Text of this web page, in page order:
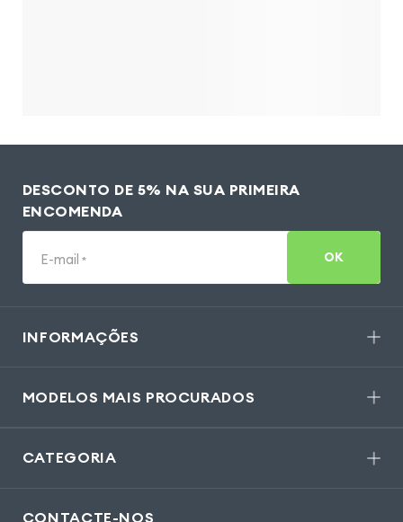
DESCONTO DE 5% NA SUA PRIMEIRA
ENCOMENDA
E-mail * OK
INFORMAÇÕES
MODELOS MAIS PROCURADOS
CATEGORIA
CONTACTE-NOS